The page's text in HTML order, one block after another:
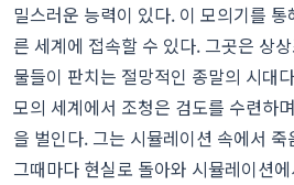
밀스러운 능력이 있다. 이 모의기를
른 세계에 접속할 수 있다. 그곳은 상
물들이 판치는 절망적인 종말의 시대
모의 세계에서 조청은 검도를 수련하
을 벌인다. 그는 시뮬레이션 속에서
그때마다 현실로 돌아와 시뮬레이션